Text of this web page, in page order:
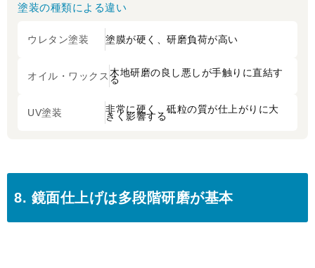
塗装の種類による違い
ウレタン塗装 塗膜が硬く、研磨負荷が高い
オイル・ワックス 木地研磨の良し悪しが手触りに直結す
る
UV塗装 非常に硬く、砥粒の質が仕上がりに大
きく影響する
8. 鏡面仕上げは多段階研磨が基本